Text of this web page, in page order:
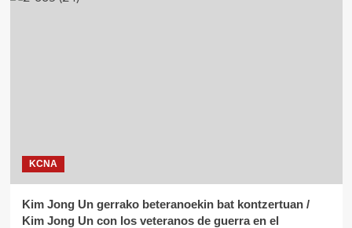
KCNA
Kim Jong Un gerrako beteranoekin bat kontzertuan /
Kim Jong Un con los veteranos de guerra en el